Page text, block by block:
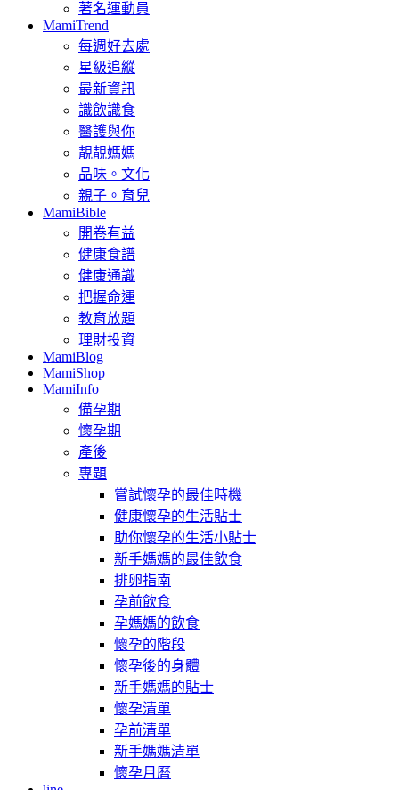
著名運動員
MamiTrend
每週好去處
星級追縱
最新資訊
識飲識食
醫護與你
靚靚媽媽
品味。文化
親子。育兒
MamiBible
開卷有益
健康食譜
健康通識
把握命運
教育放題
理財投資
MamiBlog
MamiShop
MamiInfo
備孕期
懷孕期
產後
專題
嘗試懷孕的最佳時機
健康懷孕的生活貼士
助你懷孕的生活小貼士
新手媽媽的最佳飲食
排卵指南
孕前飲食
孕媽媽的飲食
懷孕的階段
懷孕後的身體
新手媽媽的貼士
懷孕清單
孕前清單
新手媽媽清單
懷孕月曆